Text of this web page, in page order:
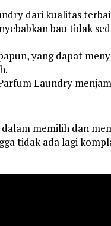
dari kualitas
bau tidak
yang dapat
Laundry
memilih dan
tidak ada lagi